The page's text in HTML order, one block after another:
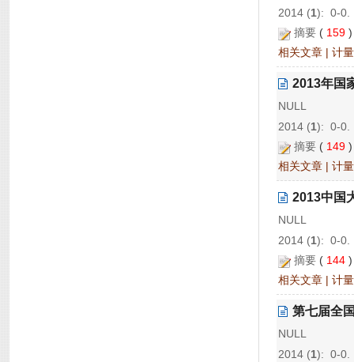
2014 (1): 0-0.
摘要 ( 159
相关文章 | 计
2013年国
NULL
2014 (1): 0-0.
摘要 ( 149
相关文章 | 计
2013中国
NULL
2014 (1): 0-0.
摘要 ( 144
相关文章 | 计
第七届全
NULL
2014 (1): 0-0.